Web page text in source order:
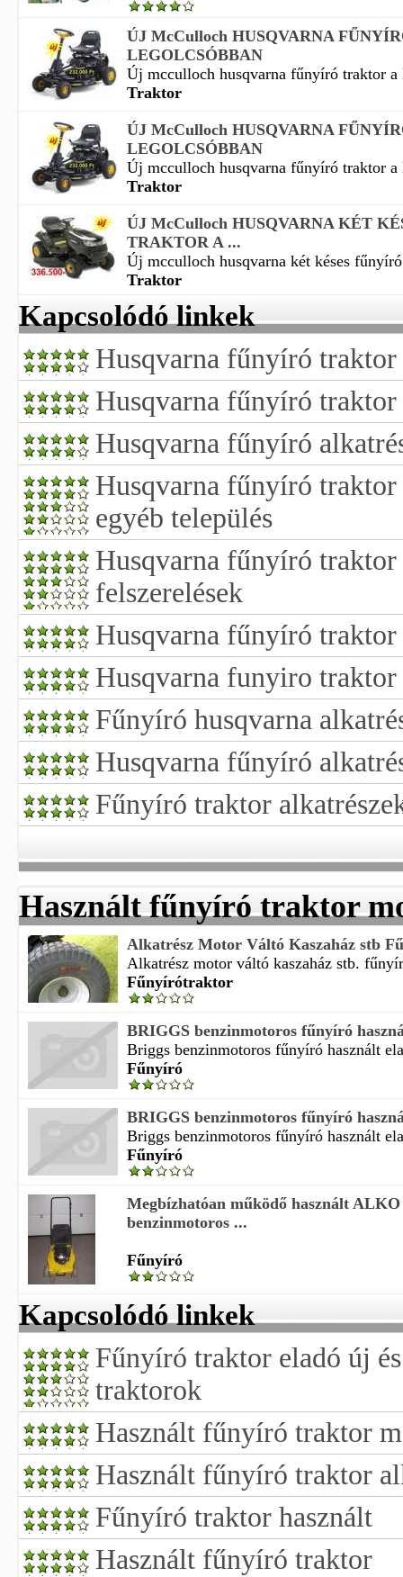
ÚJ McCulloch HUSQVARNA
LEGOLCSÓBBAN
Új mcculloch husqvarna fűnyíró traktor a
Traktor
ÚJ McCulloch HUSQVARNA
LEGOLCSÓBBAN
Új mcculloch husqvarna fűnyíró traktor a
Traktor
ÚJ McCulloch HUSQVARNA KÉT
TRAKTOR A ...
Új mcculloch husqvarna két késes
Traktor
Kapcsolódó linkek
Husqvarna fűnyíró traktor
Husqvarna fűnyíró traktor
Husqvarna fűnyíró
Husqvarna fűnyíró traktor
egyéb település
Husqvarna fűnyíró traktor
felszerelések
Husqvarna fűnyíró traktor
Husqvarna funyiro traktor
Fűnyíró husqvarna
Husqvarna fűnyíró
Fűnyíró traktor
Használt fűnyíró traktor
Alkatrész Motor Váltó Kaszaház stb
Alkatrész motor váltó kaszaház stb.
Fűnyírótraktor
BRIGGS benzinmotoros fűnyíró
Briggs benzinmotoros fűnyíró használt
Fűnyíró
BRIGGS benzinmotoros fűnyíró
Briggs benzinmotoros fűnyíró használt
Fűnyíró
Megbízhatóan működő használt ALKO
benzinmotoros ...
Fűnyíró
Kapcsolódó linkek
Fűnyíró traktor eladó új
traktorok
Használt fűnyíró traktor
Használt fűnyíró traktor
Fűnyíró traktor használt
Használt fűnyíró traktor